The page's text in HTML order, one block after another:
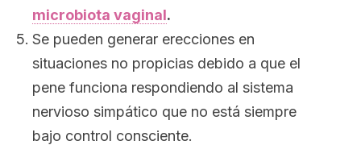
microbiota vaginal.
Se pueden generar erecciones en
situaciones no propicias debido a que el
pene funciona respondiendo al sistema
nervioso simpático que no está siempre
bajo control consciente.